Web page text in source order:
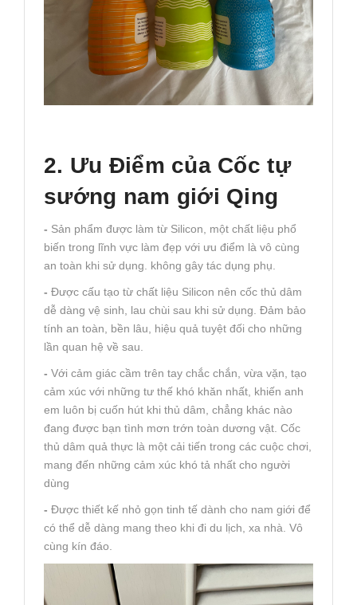
2. Ưu Điểm của Cốc tự
sướng nam giới Qing
- Sản phẩm được làm từ Silicon, một chất liệu phổ
biến trong lĩnh vực làm đẹp với ưu điểm là vô cùng
an toàn khi sử dụng. không gây tác dụng phụ.
- Được cấu tạo từ chất liệu Silicon nên cốc thủ dâm
dễ dàng vệ sinh, lau chùi sau khi sử dụng. Đảm bảo
tính an toàn, bền lâu, hiệu quả tuyệt đối cho những
lần quan hệ về sau.
- Với cảm giác cầm trên tay chắc chắn, vừa vặn, tạo
cảm xúc với những tư thế khó khăn nhất, khiến anh
em luôn bị cuốn hút khi thủ dâm, chẳng khác nào
đang được bạn tình mơn trớn toàn dương vật. Cốc
thủ dâm quả thực là một cải tiến trong các cuộc chơi,
mang đến những cảm xúc khó tả nhất cho người
dùng
- Được thiết kế nhỏ gọn tinh tế dành cho nam giới để
có thể dễ dàng mang theo khi đi du lịch, xa nhà. Vô
cùng kín đáo.